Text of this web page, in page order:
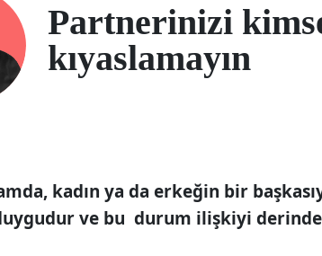
Partnerinizi
kıyaslamayın
kadın ya da erkeğin bir
ve budurum ilişkiyi